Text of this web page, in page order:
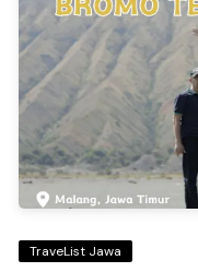
TraveList Jawa